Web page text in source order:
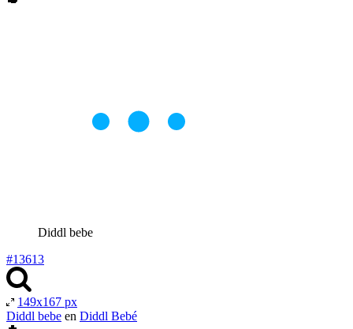
Diddl bebe
#13613
149x167 px
Diddl bebe en Diddl Bebé